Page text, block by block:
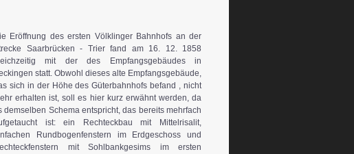
Eröffnung des ersten Völklinger Bahnhofs an der
Saarbrücken - Trier fand am 16. 12. 1858
mit der des Empfangsgebäudes in
statt. Obwohl dieses alte Empfangsgebäude,
sich in der Höhe des Güterbahnhofs befand , nicht
erhalten ist, soll es hier kurz erwähnt werden, da
demselben Schema entspricht, das bereits mehrfach
ist: ein Rechteckbau mit Mittelrisalit,
Rundbogenfenstern im Erdgeschoss und
mit Sohlbankgesims im ersten